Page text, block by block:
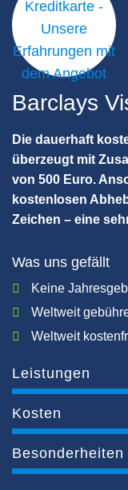
Barclays
Die dauerhaft
überzeugt mit
von 500 Euro.
kostenlosen
Zeichen – eine
Was uns gefällt
Keine
Weltweit
Weltweit
Leistungen
Kosten